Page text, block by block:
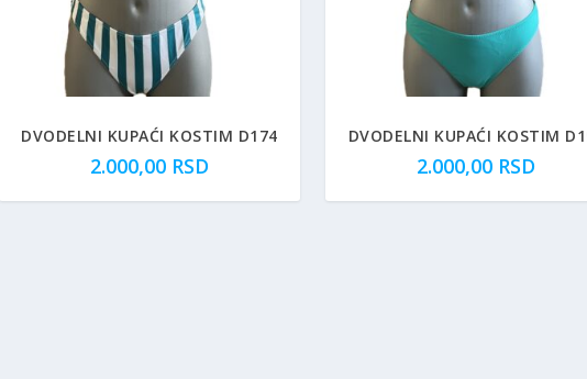
DVODELNI KUPAĆI KOSTIM D174
2.000,00 RSD
DVODELNI KUPAĆI KOSTIM
2.000,00 RSD